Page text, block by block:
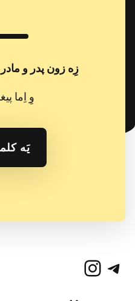
زِه زون پدر و
وِ اِما
یَه
تلگراماینستاگرم